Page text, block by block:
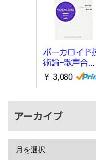
アーカイブ